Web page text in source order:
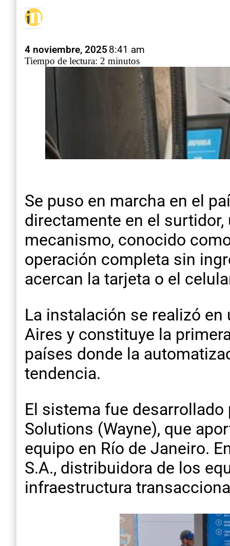
4 noviembre, 2025 8:41 am
Tiempo de lectura: 2 minutos
Se puso en marcha en el
directamente en el
mecanismo, conocido
operación completa sin
acercan la tarjeta o el
La instalación se realizó en
Aires y constituye la
países donde la
tendencia.
El sistema fue
Solutions (Wayne), que
equipo en Río de Janeiro.
S.A., distribuidora de los
infraestructura